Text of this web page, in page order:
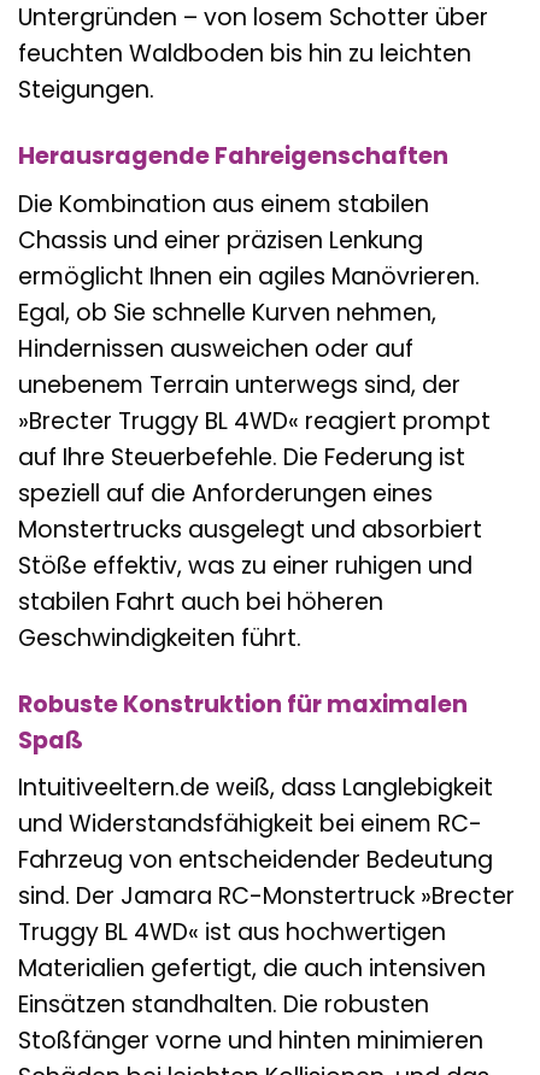
Untergründen – von losem Schotter über
feuchten Waldboden bis hin zu leichten
Steigungen.
Herausragende Fahreigenschaften
Die Kombination aus einem stabilen
Chassis und einer präzisen Lenkung
ermöglicht Ihnen ein agiles Manövrieren.
Egal, ob Sie schnelle Kurven nehmen,
Hindernissen ausweichen oder auf
unebenem Terrain unterwegs sind, der
»Brecter Truggy BL 4WD« reagiert prompt
auf Ihre Steuerbefehle. Die Federung ist
speziell auf die Anforderungen eines
Monstertrucks ausgelegt und absorbiert
Stöße effektiv, was zu einer ruhigen und
stabilen Fahrt auch bei höheren
Geschwindigkeiten führt.
Robuste Konstruktion für maximalen
Spaß
Intuitiveeltern.de weiß, dass Langlebigkeit
und Widerstandsfähigkeit bei einem RC-
Fahrzeug von entscheidender Bedeutung
sind. Der Jamara RC-Monstertruck »Brecter
Truggy BL 4WD« ist aus hochwertigen
Materialien gefertigt, die auch intensiven
Einsätzen standhalten. Die robusten
Stoßfänger vorne und hinten minimieren